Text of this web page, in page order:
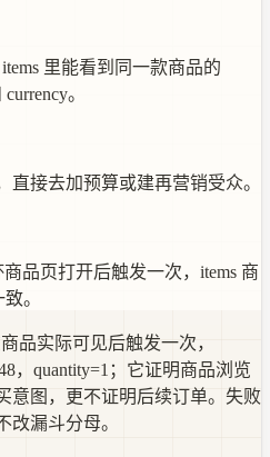
里能看到同一款商品的
。
接去加预算或建再营销受众。
品页打开后触发一次，items 商
。
品实际可见后触发一次，
，quantity=1；它证明商品浏览
意图，更不证明后续订单。失败
改漏斗分母。